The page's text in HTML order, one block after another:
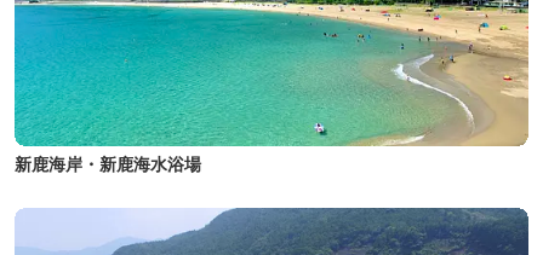
新鹿海岸・新鹿海水浴場